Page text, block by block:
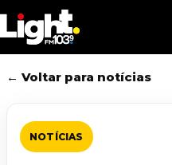
to
main
content
← Voltar para notícias
NOTÍCIAS